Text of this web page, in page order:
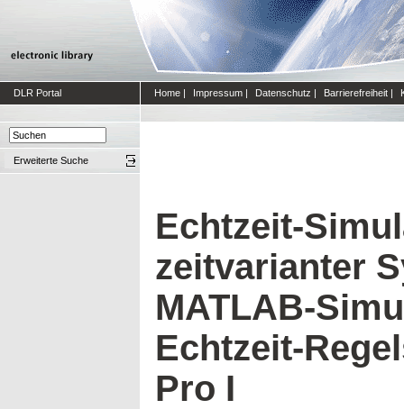
DLR Portal Home | Impressum | Datenschutz | Barrierefreiheit |
Erweiterte Suche
Echtzeit-
zeitvarianter
MATLAB-
Echtzeit-
Pro I